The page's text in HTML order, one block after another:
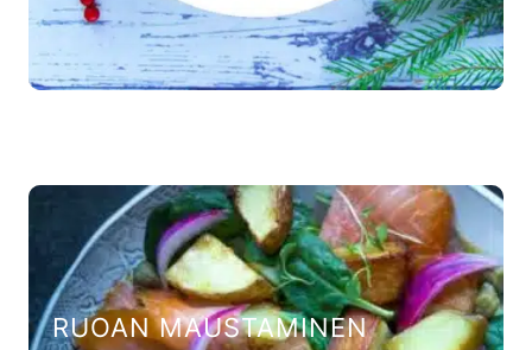
RUOAN MAUSTAMINEN